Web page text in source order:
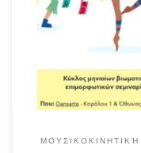
Συντονισμός: Αρετή
πρωταρχικό στοιχείο
ζωής μας, κι εμείς στο
ΜΟΥΣΙΚΟΚΙΝΗΤΙΚΉ